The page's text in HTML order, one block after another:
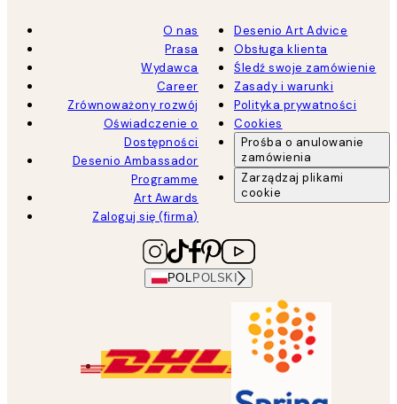
O nas
Prasa
Wydawca
Career
Zrównoważony rozwój
Oświadczenie o
Dostępności
Desenio Ambassador
Programme
Art Awards
Zaloguj się (firma)
Desenio Art Advice
Obsługa klienta
Śledź swoje zamówienie
Zasady i warunki
Polityka prywatności
Cookies
Prośba o anulowanie
zamówienia
Zarządzaj plikami
cookie
POL POLSKI